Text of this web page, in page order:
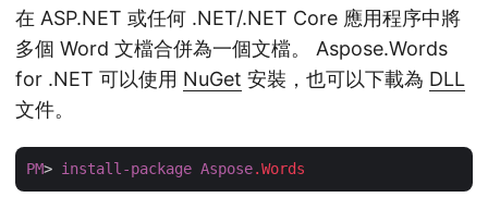
在 ASP.NET 或任何 .NET/.NET Core 應用程序中將
多個 Word 文檔合併為一個文檔。 Aspose.Words
for .NET 可以使用 NuGet 安裝，也可以下載為 DLL
文件。
PM> install-package Aspose.Words